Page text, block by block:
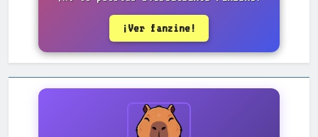
¡Ver fanzine!